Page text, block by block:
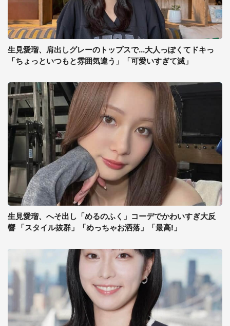
生見愛瑠、肩出しグレーのトップスで...大人っぽくてドキっ
「ちょっといつもと雰囲気違う」「可愛いすぎて滅」
生見愛瑠、へそ出し「めるのふく」コーデでかわいすぎ大反
響 「スタイル抜群」「めっちゃお洒落」「最高!」